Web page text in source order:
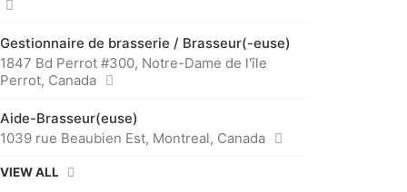
Gestionnaire de brasserie / Brasseur(-euse)
1847 Bd Perrot #300, Notre-Dame de l'île
Perrot, Canada
Aide-Brasseur(euse)
1039 rue Beaubien Est, Montreal, Canada
VIEW ALL